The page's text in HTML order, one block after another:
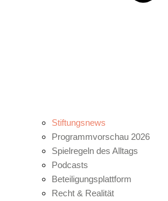
Stiftungsnews
Programmvorschau 2026
Spielregeln des Alltags
Podcasts
Beteiligungsplattform
Recht & Realität